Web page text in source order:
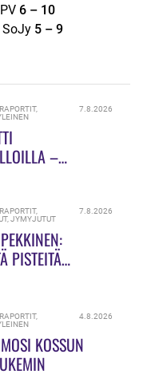
6 – 10
5 – 9
,
7.8.2026
–
,
,JYMYJUTUT
7.8.2026
PISTEITÄ
,
4.8.2026
KOSSUN